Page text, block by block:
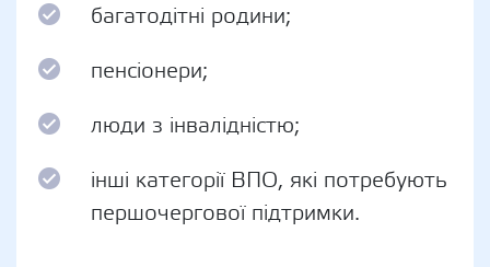
багатодітні родини;
пенсіонери;
люди з інвалідністю;
інші категорії ВПО, які потребують
першочергової підтримки.